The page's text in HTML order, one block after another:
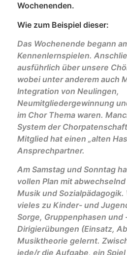
Wochenenden.
Wie zum Beispiel dieser:
Das Wochenende begann
Kennenlernspielen.
ausführlich über unsere
wobei unter anderem auch
Integration von Neulingen,
Neumitgliedergewinnung
im Chor Thema waren.
System der
Mitglied hat einen „alten
Ansprechpartner.
Am Samstag und Sonntag
vollen Plan mit
Musik und Sozialpädagogik.
vieles zu Kinder- und
Sorge, Gruppenphasen und
Dirigierübungen (Einsatz,
Musiktheorie gelernt.
jede/r die Aufgabe, ein